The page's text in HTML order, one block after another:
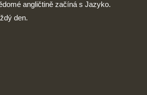
angličtině začíná s Jazyko.
den.